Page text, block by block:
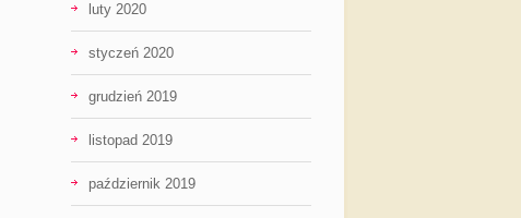
luty 2020
styczeń 2020
grudzień 2019
listopad 2019
październik 2019